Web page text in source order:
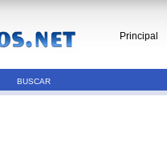
Principal
BUSCAR